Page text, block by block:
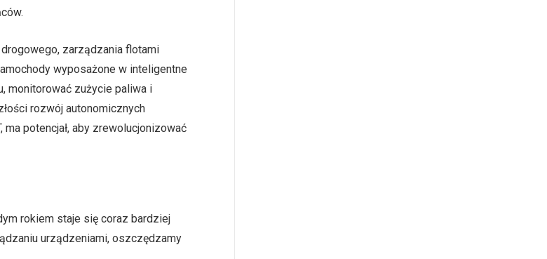
zarządzania flotami
wyposażone w inteligentne
monitorować zużycie paliwa i
rozwój autonomicznych
potencjał, aby zrewolucjonizować
rokiem staje się coraz bardziej
urządzeniami, oszczędzamy